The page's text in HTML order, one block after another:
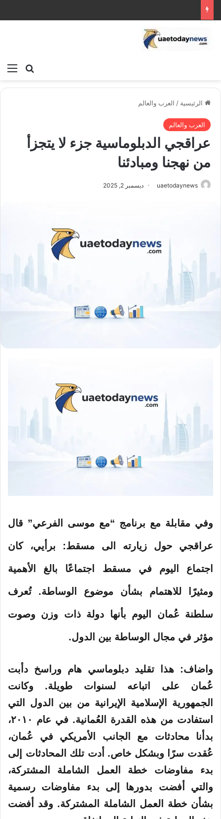
بحث
الرئيسية / العرب والعالم
العرب والعالم
عراقجي الدبلوماسية جزء لا يتجزأ
من نهجنا ومبادئنا
uaetodaynews ديسمبر 2, 2025
وفي مقابلة مع برنامج “مع موسى الفرعي” قال
عراقجي حول زيارته الى مسقط: برأيي، كان
اجتماع اليوم في مسقط اجتماعًا بالغ الأهمية
ومثيرًا للاهتمام بشأن موضوع الوساطة. تُعرف
سلطنة عُمان اليوم بأنها دولة ذات وزن وصوت
مؤثر في مجال الوساطة بين الدول.
واضاف: هذا تقليد دبلوماسي هام وراسخ دأبت
عُمان على اتباعه لسنوات طويلة. وكانت
الجمهورية الإسلامية الإيرانية من بين الدول التي
استفادت من هذه القدرة العُمانية. في عام ٢٠١٠،
بدأنا محادثات مع الجانب الأمريكي في عُمان،
عُقدت سرًا وبشكل خاص. أدت تلك المحادثات إلى
بدء مفاوضات خطة العمل الشاملة المشتركة،
والتي أفضت بدورها إلى بدء مفاوضات رسمية
بشأن خطة العمل الشاملة المشتركة. وقد أفضت